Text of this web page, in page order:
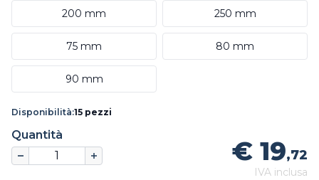
200 mm 250 mm
75 mm 80 mm
90 mm
Disponibilità:15 pezzi
Quantità
€ 19,72
IVA inclusa